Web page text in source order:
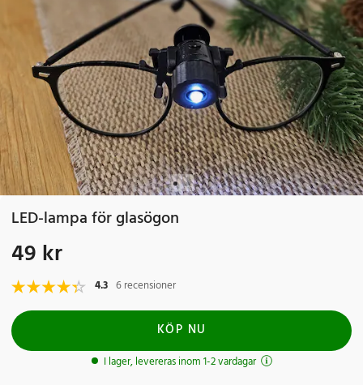
LED-lampa för glasögon
Pris: 49 kr
49 kr
4.3 6 recensioner
KÖP NU
I lager, levereras inom 1-2 vardagar